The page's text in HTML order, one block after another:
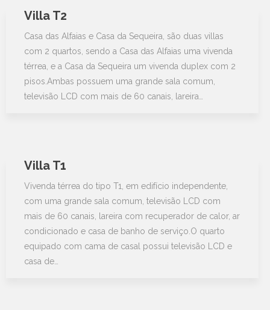
Villa T2
Casa das Alfaias e Casa da Sequeira, são duas villas
com 2 quartos, sendo a Casa das Alfaias uma vivenda
térrea, e a Casa da Sequeira um vivenda duplex com 2
pisos.Ambas possuem uma grande sala comum,
televisão LCD com mais de 60 canais, lareira…
Villa T1
Vivenda térrea do tipo T1, em edifício independente,
com uma grande sala comum, televisão LCD com
mais de 60 canais, lareira com recuperador de calor, ar
condicionado e casa de banho de serviço.O quarto
equipado com cama de casal possui televisão LCD e
casa de…